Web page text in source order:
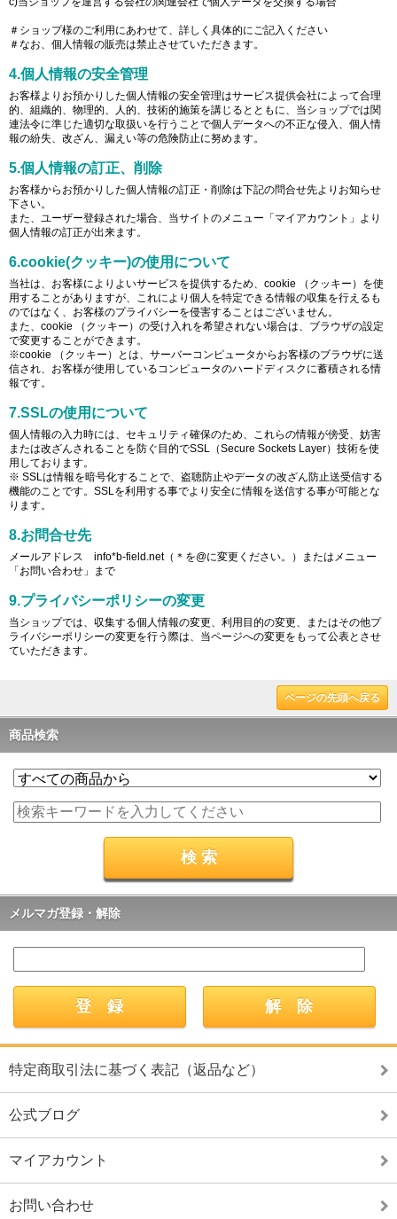
＃ショップ様のご利用にあわせて、詳しく具体的にご記入ください
＃なお、個人情報の販売は禁止させていただきます。
4.個人情報の安全管理
お客様よりお預かりした個人情報の安全管理はサービス提供会社によって合理
的、組織的、物理的、人的、技術的施策を講じるとともに、当ショップでは関
連法令に準じた適切な取扱いを行うことで個人データへの不正な侵入、個人情
報の紛失、改ざん、漏えい等の危険防止に努めます。
5.個人情報の訂正、削除
お客様からお預かりした個人情報の訂正・削除は下記の問合せ先よりお知らせ
下さい。
また、ユーザー登録された場合、当サイトのメニュー「マイアカウント」より
個人情報の訂正が出来ます。
6.cookie(クッキー)の使用について
当社は、お客様によりよいサービスを提供するため、cookie （クッキー）を使
用することがありますが、これにより個人を特定できる情報の収集を行えるも
のではなく、お客様のプライバシーを侵害することはございません。
また、cookie （クッキー）の受け入れを希望されない場合は、ブラウザの設定
で変更することができます。
※cookie （クッキー）とは、サーバーコンピュータからお客様のブラウザに送
信され、お客様が使用しているコンピュータのハードディスクに蓄積される情
報です。
7.SSLの使用について
個人情報の入力時には、セキュリティ確保のため、これらの情報が傍受、妨害
または改ざんされることを防ぐ目的でSSL（Secure Sockets Layer）技術を使
用しております。
※ SSLは情報を暗号化することで、盗聴防止やデータの改ざん防止送受信する
機能のことです。SSLを利用する事でより安全に情報を送信する事が可能とな
ります。
8.お問合せ先
メールアドレス info*b-field.net（＊を@に変更ください。）またはメニュー
「お問い合わせ」まで
9.プライバシーポリシーの変更
当ショップでは、収集する個人情報の変更、利用目的の変更、またはその他プ
ライバシーポリシーの変更を行う際は、当ページへの変更をもって公表とさせ
ていただきます。
ページの先頭へ戻る
商品検索
メルマガ登録・解除
特定商取引法に基づく表記（返品など）
公式ブログ
マイアカウント
お問い合わせ